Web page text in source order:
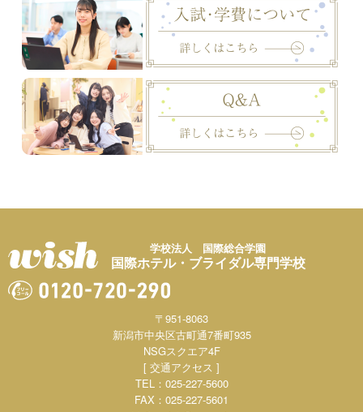
学校法人 国際総合学園
国際ホテル・ブライダル専門学校
〒951-8063
新潟市中央区古町通7番町935
NSGスクエア4F
[ 交通アクセス ]
TEL：025-227-5600
FAX：025-227-5601